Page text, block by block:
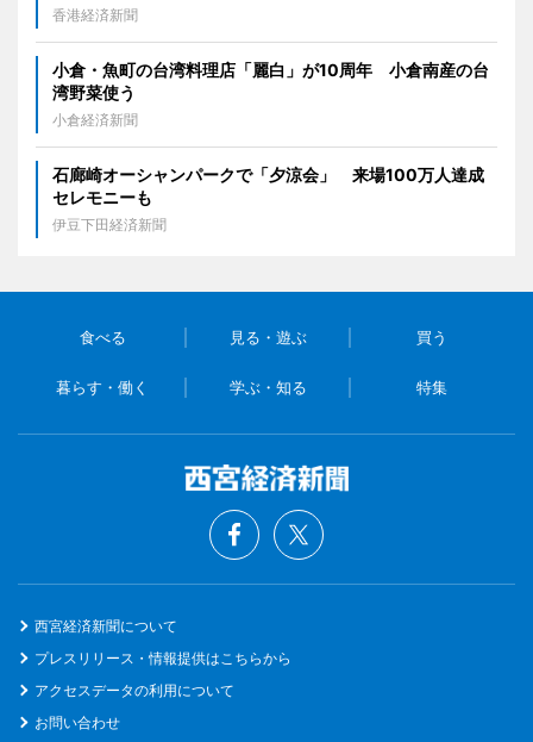
香港経済新聞
小倉・魚町の台湾料理店「麗白」が10周年 小倉南産の台
湾野菜使う
小倉経済新聞
石廊崎オーシャンパークで「夕涼会」 来場100万人達成
セレモニーも
伊豆下田経済新聞
食べる 見る・遊ぶ 買う
暮らす・働く 学ぶ・知る 特集
西宮経済新聞について
プレスリリース・情報提供はこちらから
アクセスデータの利用について
お問い合わせ